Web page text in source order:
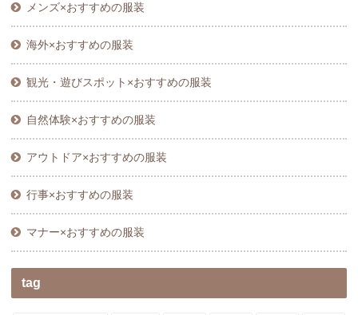
メンズ×おすすめの服装
海外×おすすめの服装
観光・遊びスポット×おすすめの服装
自然体験×おすすめの服装
アウトドア×おすすめの服装
行事×おすすめの服装
マナー×おすすめの服装
tag